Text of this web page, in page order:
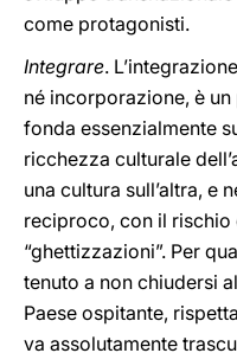
come protagonisti.
Integrare.
né incorporazione, è
fonda essenzialmente
ricchezza culturale
una cultura sull’altra, e
reciproco, con il
“ghettizzazioni”. Per
tenuto a non chiudersi
Paese ospitante,
va assolutamente